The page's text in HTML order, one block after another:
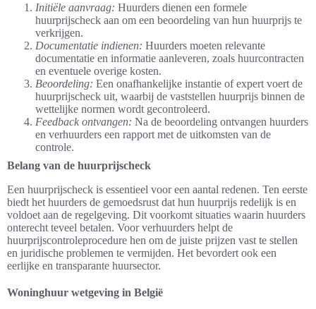
Initiële aanvraag: Huurders dienen een formele
huurprijscheck aan om een beoordeling van hun huurprijs te
verkrijgen.
Documentatie indienen: Huurders moeten relevante
documentatie en informatie aanleveren, zoals huurcontracten
en eventuele overige kosten.
Beoordeling: Een onafhankelijke instantie of expert voert de
huurprijscheck uit, waarbij de vaststellen huurprijs binnen de
wettelijke normen wordt gecontroleerd.
Feedback ontvangen: Na de beoordeling ontvangen huurders
en verhuurders een rapport met de uitkomsten van de
controle.
Belang van de huurprijscheck
Een huurprijscheck is essentieel voor een aantal redenen. Ten eerste
biedt het huurders de gemoedsrust dat hun huurprijs redelijk is en
voldoet aan de regelgeving. Dit voorkomt situaties waarin huurders
onterecht teveel betalen. Voor verhuurders helpt de
huurprijscontroleprocedure hen om de juiste prijzen vast te stellen
en juridische problemen te vermijden. Het bevordert ook een
eerlijke en transparante huursector.
Woninghuur wetgeving in België